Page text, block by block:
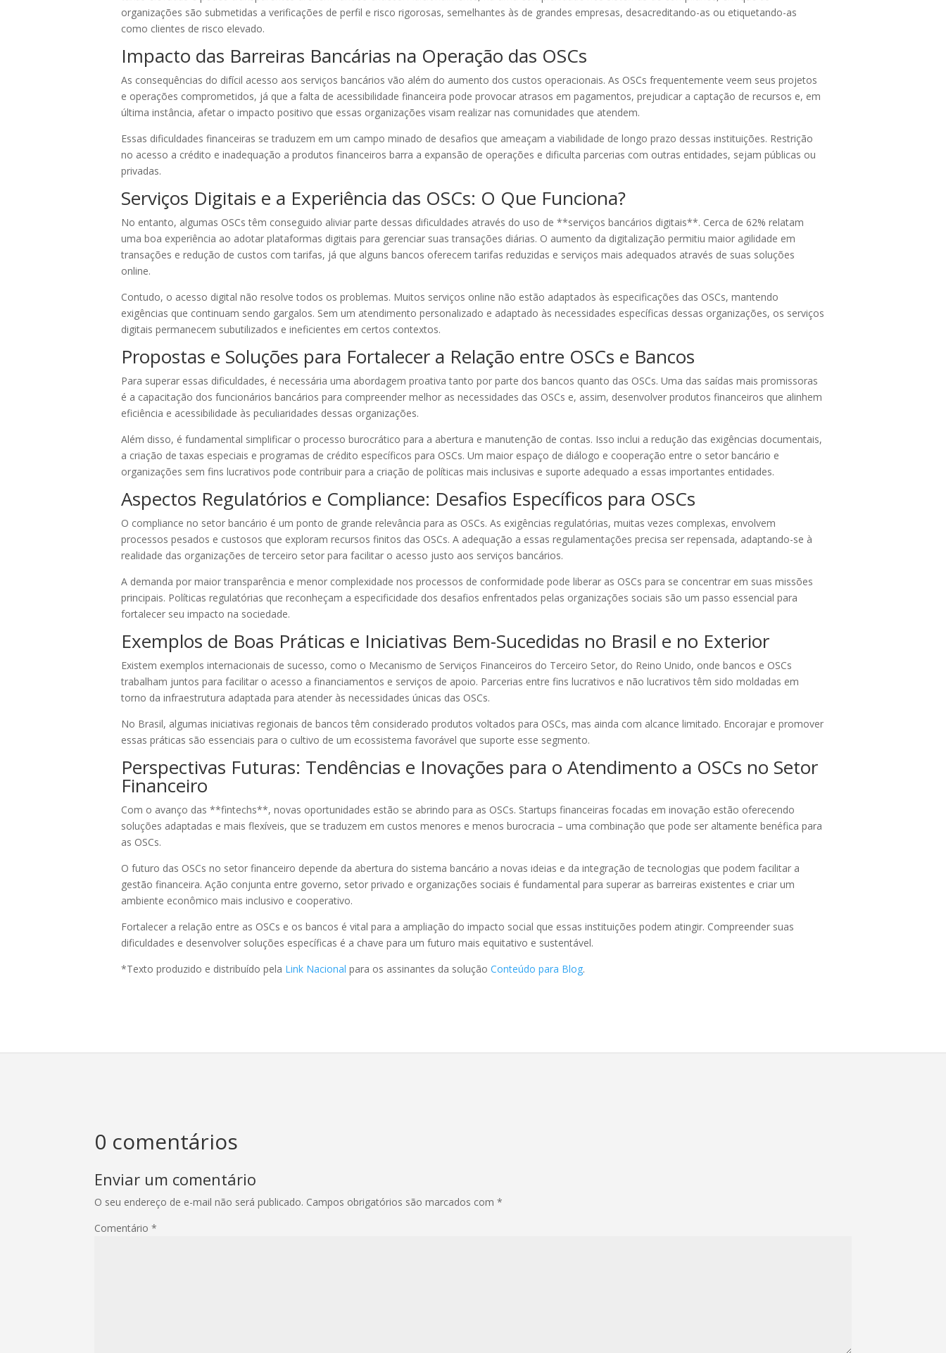
organizações são submetidas a verificações de perfil e risco rigorosas, semelhantes às de grandes empresas, desacreditando-as ou etiquetando-as
como clientes de risco elevado.
Impacto das Barreiras Bancárias na Operação das OSCs
As consequências do difícil acesso aos serviços bancários vão além do aumento dos custos operacionais. As OSCs frequentemente veem seus projetos
e operações comprometidos, já que a falta de acessibilidade financeira pode provocar atrasos em pagamentos, prejudicar a captação de recursos e, em
última instância, afetar o impacto positivo que essas organizações visam realizar nas comunidades que atendem.
Essas dificuldades financeiras se traduzem em um campo minado de desafios que ameaçam a viabilidade de longo prazo dessas instituições. Restrição
no acesso a crédito e inadequação a produtos financeiros barra a expansão de operações e dificulta parcerias com outras entidades, sejam públicas ou
privadas.
Serviços Digitais e a Experiência das OSCs: O Que Funciona?
No entanto, algumas OSCs têm conseguido aliviar parte dessas dificuldades através do uso de **serviços bancários digitais**. Cerca de 62% relatam
uma boa experiência ao adotar plataformas digitais para gerenciar suas transações diárias. O aumento da digitalização permitiu maior agilidade em
transações e redução de custos com tarifas, já que alguns bancos oferecem tarifas reduzidas e serviços mais adequados através de suas soluções
online.
Contudo, o acesso digital não resolve todos os problemas. Muitos serviços online não estão adaptados às especificações das OSCs, mantendo
exigências que continuam sendo gargalos. Sem um atendimento personalizado e adaptado às necessidades específicas dessas organizações, os serviços
digitais permanecem subutilizados e ineficientes em certos contextos.
Propostas e Soluções para Fortalecer a Relação entre OSCs e Bancos
Para superar essas dificuldades, é necessária uma abordagem proativa tanto por parte dos bancos quanto das OSCs. Uma das saídas mais promissoras
é a capacitação dos funcionários bancários para compreender melhor as necessidades das OSCs e, assim, desenvolver produtos financeiros que alinhem
eficiência e acessibilidade às peculiaridades dessas organizações.
Além disso, é fundamental simplificar o processo burocrático para a abertura e manutenção de contas. Isso inclui a redução das exigências documentais,
a criação de taxas especiais e programas de crédito específicos para OSCs. Um maior espaço de diálogo e cooperação entre o setor bancário e
organizações sem fins lucrativos pode contribuir para a criação de políticas mais inclusivas e suporte adequado a essas importantes entidades.
Aspectos Regulatórios e Compliance: Desafios Específicos para OSCs
O compliance no setor bancário é um ponto de grande relevância para as OSCs. As exigências regulatórias, muitas vezes complexas, envolvem
processos pesados e custosos que exploram recursos finitos das OSCs. A adequação a essas regulamentações precisa ser repensada, adaptando-se à
realidade das organizações de terceiro setor para facilitar o acesso justo aos serviços bancários.
A demanda por maior transparência e menor complexidade nos processos de conformidade pode liberar as OSCs para se concentrar em suas missões
principais. Políticas regulatórias que reconheçam a especificidade dos desafios enfrentados pelas organizações sociais são um passo essencial para
fortalecer seu impacto na sociedade.
Exemplos de Boas Práticas e Iniciativas Bem-Sucedidas no Brasil e no Exterior
Existem exemplos internacionais de sucesso, como o Mecanismo de Serviços Financeiros do Terceiro Setor, do Reino Unido, onde bancos e OSCs
trabalham juntos para facilitar o acesso a financiamentos e serviços de apoio. Parcerias entre fins lucrativos e não lucrativos têm sido moldadas em
torno da infraestrutura adaptada para atender às necessidades únicas das OSCs.
No Brasil, algumas iniciativas regionais de bancos têm considerado produtos voltados para OSCs, mas ainda com alcance limitado. Encorajar e promover
essas práticas são essenciais para o cultivo de um ecossistema favorável que suporte esse segmento.
Perspectivas Futuras: Tendências e Inovações para o Atendimento a OSCs no Setor
Financeiro
Com o avanço das **fintechs**, novas oportunidades estão se abrindo para as OSCs. Startups financeiras focadas em inovação estão oferecendo
soluções adaptadas e mais flexíveis, que se traduzem em custos menores e menos burocracia – uma combinação que pode ser altamente benéfica para
as OSCs.
O futuro das OSCs no setor financeiro depende da abertura do sistema bancário a novas ideias e da integração de tecnologias que podem facilitar a
gestão financeira. Ação conjunta entre governo, setor privado e organizações sociais é fundamental para superar as barreiras existentes e criar um
ambiente econômico mais inclusivo e cooperativo.
Fortalecer a relação entre as OSCs e os bancos é vital para a ampliação do impacto social que essas instituições podem atingir. Compreender suas
dificuldades e desenvolver soluções específicas é a chave para um futuro mais equitativo e sustentável.
*Texto produzido e distribuído pela Link Nacional para os assinantes da solução Conteúdo para Blog.
0 comentários
Enviar um comentário
O seu endereço de e-mail não será publicado. Campos obrigatórios são marcados com*
Comentário*